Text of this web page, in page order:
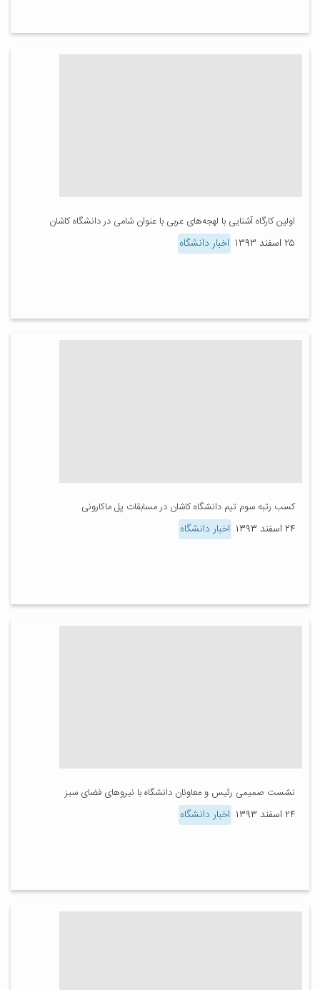
اولین کارگاه آشنایی با لهجه‌های عربی با عنوان شامی در دانشگاه کاشان
۲۵ اسفند ۱۳۹۳ اخبار دانشگاه
کسب رتبه سوم تیم دانشگاه کاشان در مسابقات پل ماکارونی
۲۴ اسفند ۱۳۹۳ اخبار دانشگاه
نشست صمیمی رئیس و معاونان دانشگاه با نیروهای فضای سبز
۲۴ اسفند ۱۳۹۳ اخبار دانشگاه